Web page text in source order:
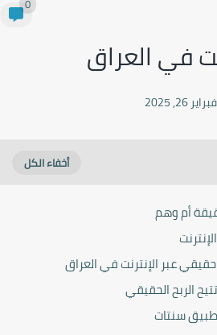
في العراق
2025
أم وهم
عبر الإنترنت في العراق
الربح الحقيقي
سنتات